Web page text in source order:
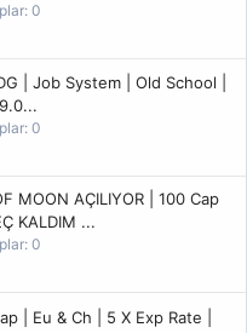
0
| Job System | Old School |
0
MOON AÇILIYOR | 100 Cap
KALDIM ...
0
| Eu & Ch | 5 X Exp Rate |